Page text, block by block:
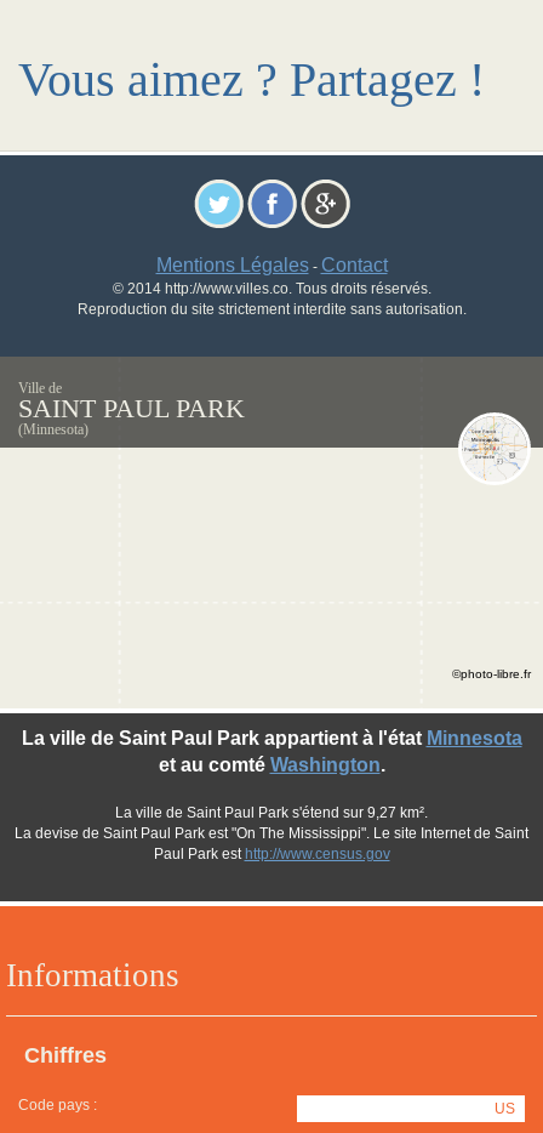
Vous aimez ? Partagez !
Mentions Légales- Contact
© 2014 http://www.villes.co. Tous droits réservés.
Reproduction du site strictement interdite sans autorisation.
Ville de
SAINT PAUL PARK
(Minnesota)
Informations
Chiffres
Code pays : US
La ville de Saint Paul Park appartient à l'état Minnesota
et au comté Washington.
La ville de Saint Paul Park s'étend sur 9,27 km².
La devise de Saint Paul Park est "On The Mississippi". Le site Internet de Saint
Paul Park est http://www.census.gov
©photo-libre.fr